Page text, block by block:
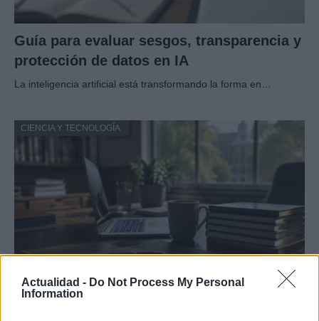
Actualidad - Do Not Process My Personal
Information
Guía para evaluar sesgos, transparencia y
protección de datos en IA
La inteligencia artificial está transformando la forma en…
CIENCIA Y TECNOLOGÍA
UJA obtiene cuatro ayudas del programa